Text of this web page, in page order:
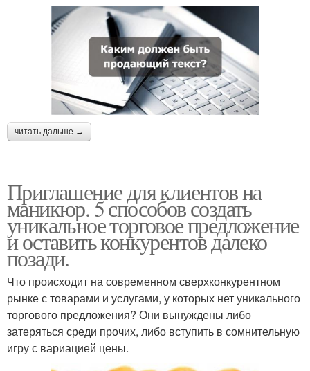
читать дальше →
Приглашение для клиентов на
маникюр. 5 способов создать
уникальное торговое предложение
и оставить конкурентов далеко
позади.
Что происходит на современном сверхконкурентном
рынке с товарами и услугами, у которых нет уникального
торгового предложения? Они вынуждены либо
затеряться среди прочих, либо вступить в сомнительную
игру с вариацией цены.